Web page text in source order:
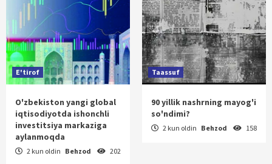
E'tirof
O'zbekiston yangi global
iqtisodiyotda ishonchli
investitsiya markaziga
aylanmoqda
2 kun oldin Behzod 202
Taassuf
90 yillik nashrning mayog'i
so'ndimi?
2 kun oldin Behzod 158